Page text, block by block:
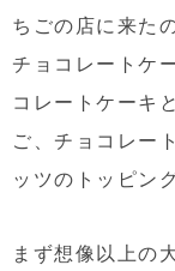
ちごの店に来た
チョコレートケ
コレートケーキ
ご、チョコレー
ッツのトッピン
まず想像以上の